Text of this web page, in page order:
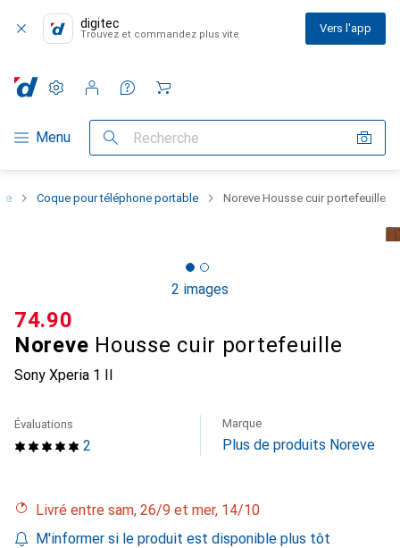
digitec
Trouvez et commandez plus vite Vers l'app
Navigation par catégorie
Menu Recherche
Paramètres
Compte client
Listes de comparaison
Listes d'envies
Panier
Coque pour téléphone portable Noreve Housse cuir portefeuille
2 images
Noreve Housse cuir portefeuille
Sony Xperia 1 II
CHF
74.90
2
Évaluations Marque
Plus de produits Noreve
Livré entre sam, 26/9 et mer, 14/10
M'informer si le produit est disponible plus tôt